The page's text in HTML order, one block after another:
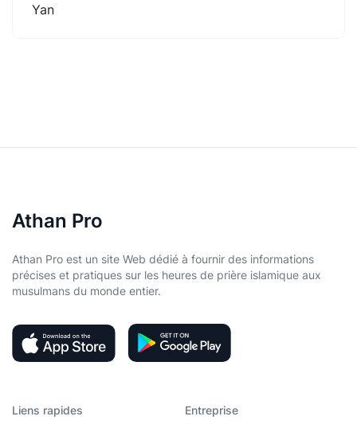
Yan
Athan Pro
Athan Pro est un site Web dédié à fournir des informations
précises et pratiques sur les heures de prière islamique aux
musulmans du monde entier.
Liens rapides
Entreprise